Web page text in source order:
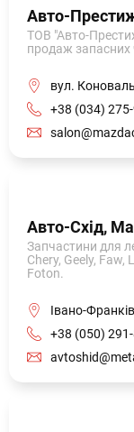
Авто-
ТОВ "Авто-
продаж запасних
вул.
+38 (034)
Авто-Схід,
Запчастини для
Chery, Geely,
Foton.
Івано-
+38 (050)